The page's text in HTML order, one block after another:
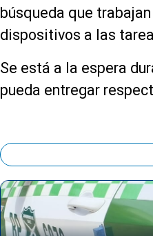
búsqueda que
dispositivos a las
Se está a la espera
pueda entregar